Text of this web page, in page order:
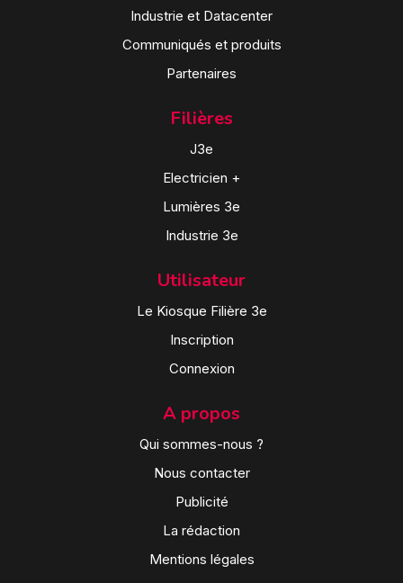
Industrie et Datacenter
Communiqués et produits
Partenaires
Filières
J3e
Electricien +
Lumières 3e
Industrie 3e
Utilisateur
Le Kiosque Filière 3e
Inscription
Connexion
A propos
Qui sommes-nous ?
Nous contacter
Publicité
La rédaction
Mentions légales